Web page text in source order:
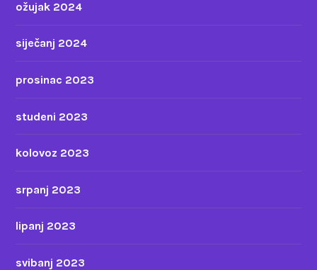
ožujak 2024
siječanj 2024
prosinac 2023
studeni 2023
kolovoz 2023
srpanj 2023
lipanj 2023
svibanj 2023